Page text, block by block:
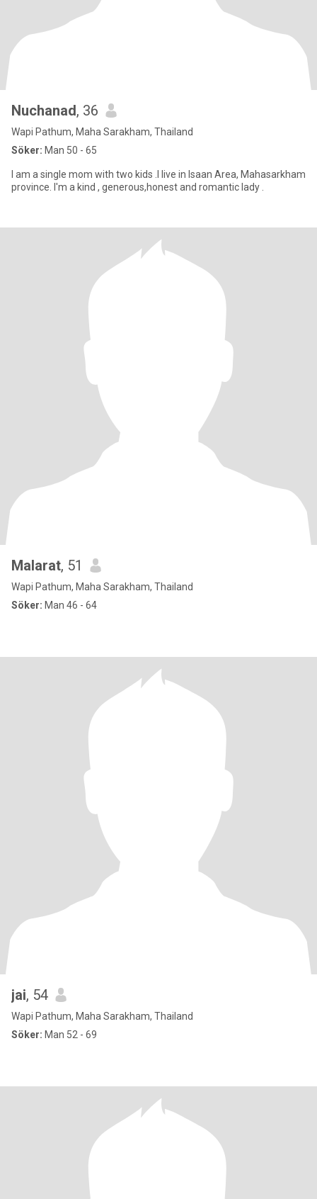
Nuchanad, 36
Wapi Pathum, Maha Sarakham, Thailand
Söker: Man 50 - 65
I am a single mom with two kids .I live in Isaan Area, Mahasarkham
province. I'm a kind , generous,honest and romantic lady .
Malarat, 51
Wapi Pathum, Maha Sarakham, Thailand
Söker: Man 46 - 64
jai, 54
Wapi Pathum, Maha Sarakham, Thailand
Söker: Man 52 - 69